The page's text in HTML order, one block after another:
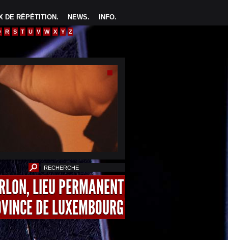
INFO.
NEWS.
DE RÉPÉTITION.
R S T U V W X Y Z
LIEU PERMANENT
DE LUXEMBOURG